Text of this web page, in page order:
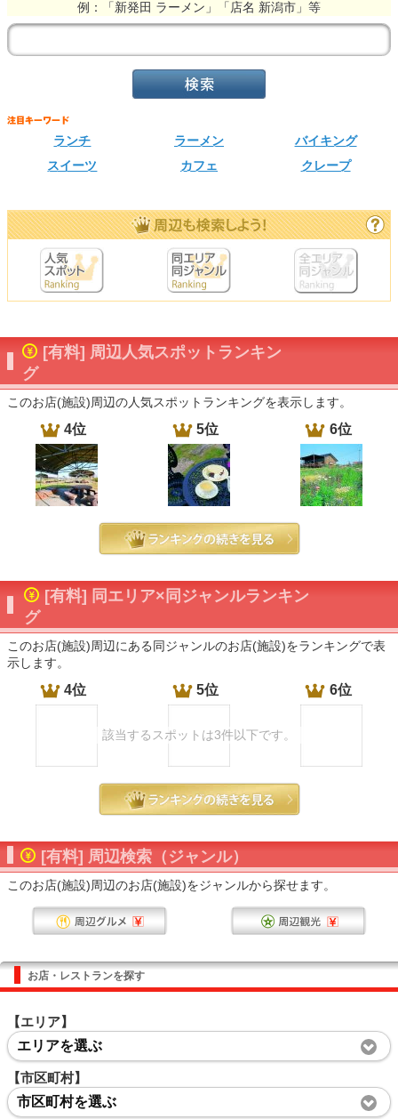
例：「新発田 ラーメン」「店名 新潟市」等
ランチ ラーメン
バイキング
スイーツ
カフェ クレープ
[有料] 周辺人気スポットランキン
グ
このお店(施設)周辺の人気スポットランキングを表示します。
4位 5位 6位
[有料] 同エリア×同ジャンルランキン
グ
このお店(施設)周辺にある同ジャンルのお店(施設)をランキングで表
示します。
4位 5位 6位
該当するスポットは3件以下です。
[有料] 周辺検索（ジャンル）
このお店(施設)周辺のお店(施設)をジャンルから探せます。
お店・レストランを探す
【エリア】
エリアを選ぶ
【市区町村】
市区町村を選ぶ